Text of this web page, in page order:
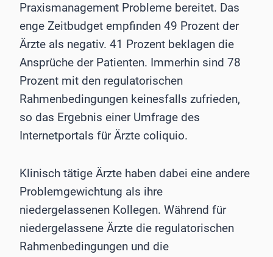
Praxismanagement Probleme bereitet. Das
enge Zeitbudget empfinden 49 Prozent der
Ärzte als negativ. 41 Prozent beklagen die
Ansprüche der Patienten. Immerhin sind 78
Prozent mit den regulatorischen
Rahmenbedingungen keinesfalls zufrieden,
so das Ergebnis einer Umfrage des
Internetportals für Ärzte coliquio.
Klinisch tätige Ärzte haben dabei eine andere
Problemgewichtung als ihre
niedergelassenen Kollegen. Während für
niedergelassene Ärzte die regulatorischen
Rahmenbedingungen und die